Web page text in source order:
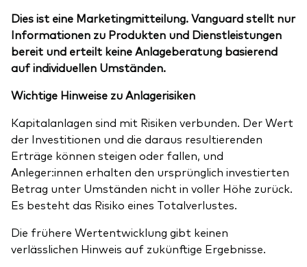
Dies ist eine Marketingmitteilung. Vanguard stellt nur
Informationen zu Produkten und Dienstleistungen
bereit und erteilt keine Anlageberatung basierend
auf individuellen Umständen.
Wichtige Hinweise zu Anlagerisiken
Kapitalanlagen sind mit Risiken verbunden. Der Wert
der Investitionen und die daraus resultierenden
Erträge können steigen oder fallen, und
Anleger:innen erhalten den ursprünglich investierten
Betrag unter Umständen nicht in voller Höhe zurück.
Es besteht das Risiko eines Totalverlustes.
Die frühere Wertentwicklung gibt keinen
verlässlichen Hinweis auf zukünftige Ergebnisse.